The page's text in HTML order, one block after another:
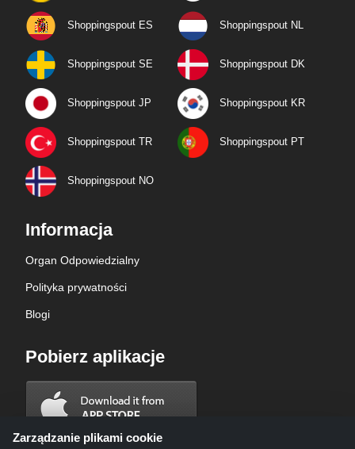
Shoppingspout ES Shoppingspout NL
Shoppingspout SE Shoppingspout DK
Shoppingspout JP Shoppingspout KR
Shoppingspout TR Shoppingspout PT
Shoppingspout NO
Informacja
Organ Odpowiedzialny
Polityka prywatności
Blogi
Pobierz aplikacje
Zarządzanie plikami cookie